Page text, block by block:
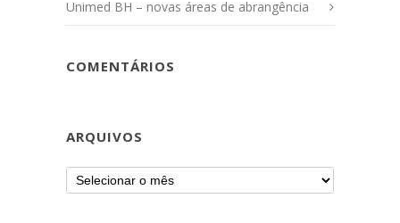
Unimed BH – novas áreas de abrangência
COMENTÁRIOS
ARQUIVOS